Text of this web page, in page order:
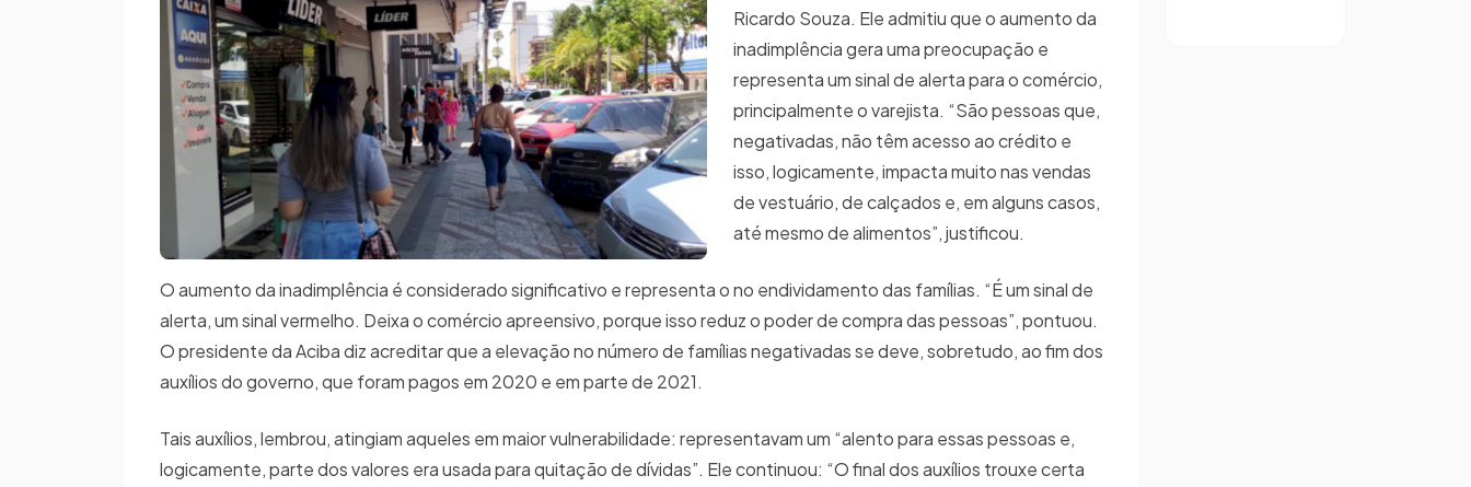
Ricardo Souza. Ele admitiu que o aumento da
inadimplência gera uma preocupação e
representa um sinal de alerta para o comércio,
principalmente o varejista. “São pessoas que,
negativadas, não têm acesso ao crédito e
isso, logicamente, impacta muito nas vendas
de vestuário, de calçados e, em alguns casos,
até mesmo de alimentos”, justificou.
O aumento da inadimplência é considerado significativo e representa o no endividamento das famílias. “É um sinal de
alerta, um sinal vermelho. Deixa o comércio apreensivo, porque isso reduz o poder de compra das pessoas”, pontuou.
O presidente da Aciba diz acreditar que a elevação no número de famílias negativadas se deve, sobretudo, ao fim dos
auxílios do governo, que foram pagos em 2020 e em parte de 2021.
Tais auxílios, lembrou, atingiam aqueles em maior vulnerabilidade: representavam um “alento para essas pessoas e,
logicamente, parte dos valores era usada para quitação de dívidas”. Ele continuou: “O final dos auxílios trouxe certa